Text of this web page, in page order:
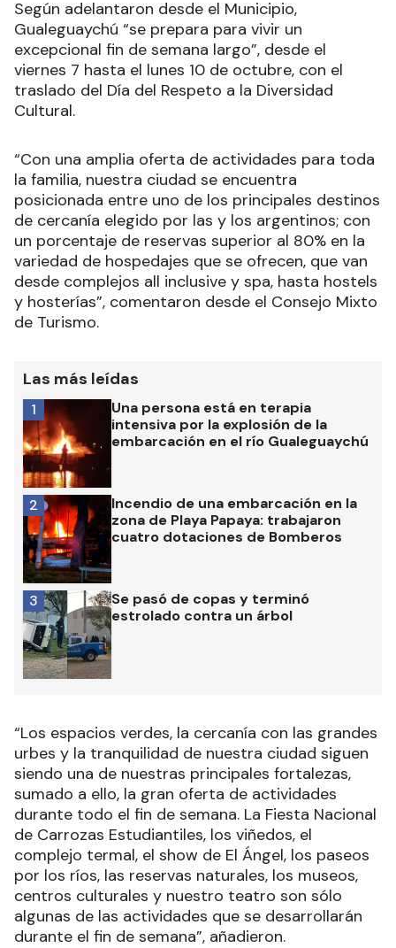
Según adelantaron desde el Municipio,
Gualeguaychú “se prepara para vivir un
excepcional fin de semana largo”, desde el
viernes 7 hasta el lunes 10 de octubre, con el
traslado del Día del Respeto a la Diversidad
Cultural.
“Con una amplia oferta de actividades para toda
la familia, nuestra ciudad se encuentra
posicionada entre uno de los principales destinos
de cercanía elegido por las y los argentinos; con
un porcentaje de reservas superior al 80% en la
variedad de hospedajes que se ofrecen, que van
desde complejos all inclusive y spa, hasta hostels
y hosterías”, comentaron desde el Consejo Mixto
de Turismo.
Las más leídas
Una persona está en terapia
intensiva por la explosión de la
embarcación en el río Gualeguaychú
1
Incendio de una embarcación en la
zona de Playa Papaya: trabajaron
cuatro dotaciones de Bomberos
2
Se pasó de copas y terminó
estrolado contra un árbol
3
“Los espacios verdes, la cercanía con las grandes
urbes y la tranquilidad de nuestra ciudad siguen
siendo una de nuestras principales fortalezas,
sumado a ello, la gran oferta de actividades
durante todo el fin de semana. La Fiesta Nacional
de Carrozas Estudiantiles, los viñedos, el
complejo termal, el show de El Ángel, los paseos
por los ríos, las reservas naturales, los museos,
centros culturales y nuestro teatro son sólo
algunas de las actividades que se desarrollarán
durante el fin de semana”, añadieron.